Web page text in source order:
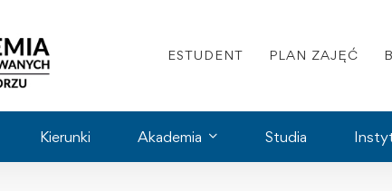
ESTUDENT PLAN ZAJĘĆ
Kierunki Akademia Studia